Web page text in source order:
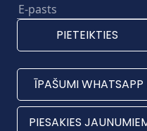
PIETEIKTIES
ĪPAŠUMI WHATSAPP
PIESAKIES